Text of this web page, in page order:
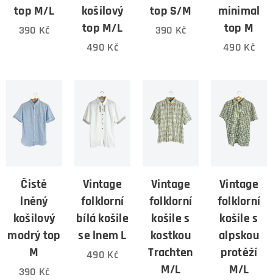
top M/L
390 Kč
košilový
top M/L
490 Kč
top S/M
390 Kč
minimal
top M
490 Kč
Čistě
lněný
košilový
modrý top
M
390 Kč
Vintage
folklorní
bílá košile
se lnem L
490 Kč
Vintage
folklorní
košile s
kostkou
Trachten
M/L
Vintage
folklorní
košile s
alpskou
protěží
M/L